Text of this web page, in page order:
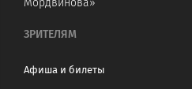
ЗРИТЕЛЯМ
Афиша и билеты